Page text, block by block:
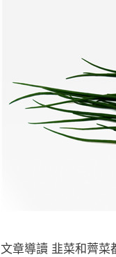
文章導讀 韭菜和薺菜